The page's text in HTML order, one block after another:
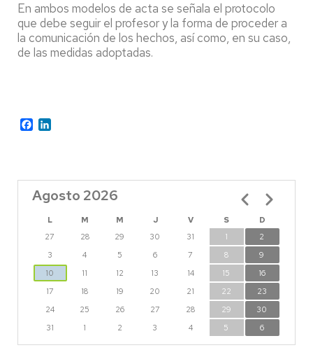
En ambos modelos de acta se señala el protocolo
que debe seguir el profesor y la forma de proceder a
la comunicación de los hechos, así como, en su caso,
de las medidas adoptadas.
Facebook
Agosto 2026
L M M J V S
D
27
28 29 30 31 1
2
3
4 5 6 7 8
9
10
11 12 13 14 15
16
17
18 19 20 21 22
23
24
25 26 27 28 29
30
31
1 2 3 4 5 6
Paginación